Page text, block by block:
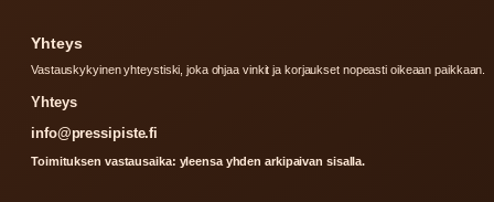
Yhteys
Vastauskykyinen yhteystiski, joka ohjaa vinkit ja korjaukset nopeasti oikeaan paikkaan.
Yhteys
info@pressipiste.fi
Toimituksen vastausaika: yleensa yhden arkipaivan sisalla.